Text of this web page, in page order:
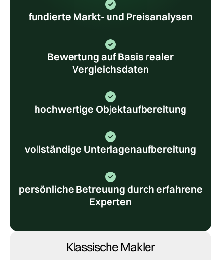
fundierte Markt- und Preisanalysen
Bewertung auf Basis realer
Vergleichsdaten
hochwertige Objektaufbereitung
vollständige Unterlagenaufbereitung
persönliche Betreuung durch erfahrene
Experten
Klassische Makler